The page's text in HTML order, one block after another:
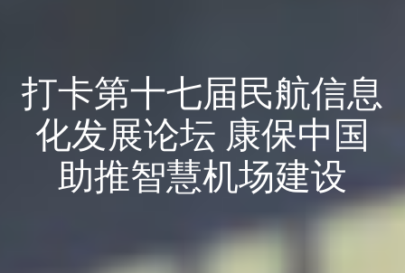
打卡第十七届民航信息
化发展论坛 康保中国
助推智慧机场建设